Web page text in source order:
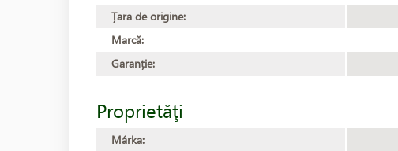
Țara de origine:
Marcă:
Garanție:
Proprietăţi
Márka: